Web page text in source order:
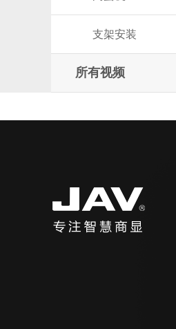
支架安装
所有视频